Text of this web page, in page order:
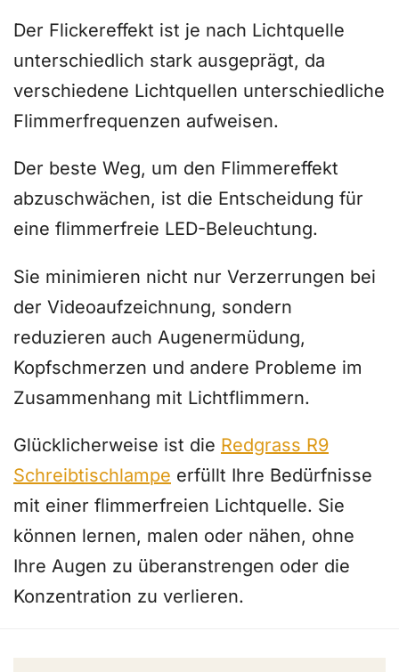
Der Flickereffekt ist je nach Lichtquelle
unterschiedlich stark ausgeprägt, da
verschiedene Lichtquellen unterschiedliche
Flimmerfrequenzen aufweisen.
Der beste Weg, um den Flimmereffekt
abzuschwächen, ist die Entscheidung für
eine flimmerfreie LED-Beleuchtung.
Sie minimieren nicht nur Verzerrungen bei
der Videoaufzeichnung, sondern
reduzieren auch Augenermüdung,
Kopfschmerzen und andere Probleme im
Zusammenhang mit Lichtflimmern.
Glücklicherweise ist die Redgrass R9
Schreibtischlampe erfüllt Ihre Bedürfnisse
mit einer flimmerfreien Lichtquelle. Sie
können lernen, malen oder nähen, ohne
Ihre Augen zu überanstrengen oder die
Konzentration zu verlieren.